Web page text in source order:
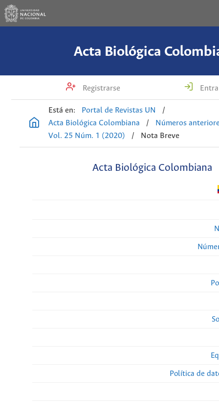
Acta Biológica
Registrarse
Está en: Portal de Revistas UN
/
Acta Biológica Colombiana
/
Números
Vol. 25 Núm. 1 (2020)
/ Nota Breve
Acta Biológica Colombiana
Política de